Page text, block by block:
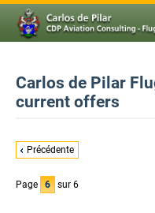
Carlos de Pilar
current offers
Précédente
Page 6 sur 6